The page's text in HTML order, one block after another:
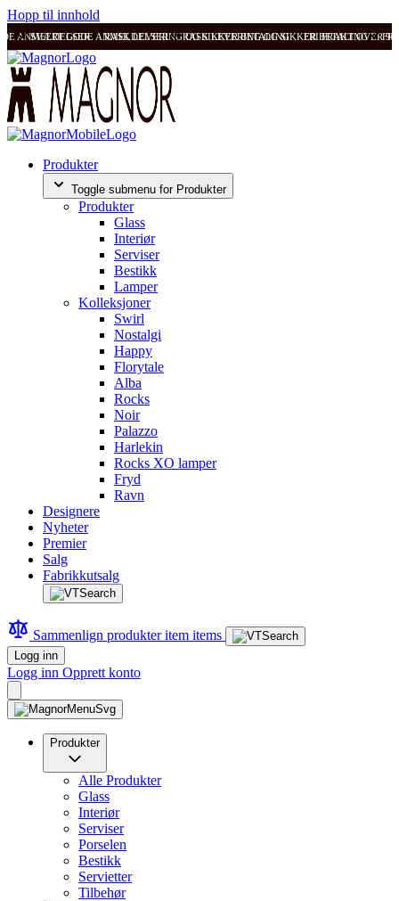
Hopp til innhold
ANMELDELSER RASK LEVERING OG SIKKER BETALING FRI FRAKT OVER
SVÆRT GODE ANMELDELSER RASK LEVERING OG SIKKER BETALING
Produkter
Toggle submenu for Produkter
Produkter
Glass
Interiør
Serviser
Bestikk
Lamper
Kolleksjoner
Swirl
Nostalgi
Happy
Florytale
Alba
Rocks
Noir
Palazzo
Harlekin
Rocks XO lamper
Fryd
Ravn
Designere
Nyheter
Premier
Salg
Fabrikkutsalg
Sammenlign produkteritem items
Logg inn
Logg inn Opprett konto
Produkter
Alle Produkter
Glass
Interiør
Serviser
Porselen
Bestikk
Servietter
Tilbehør